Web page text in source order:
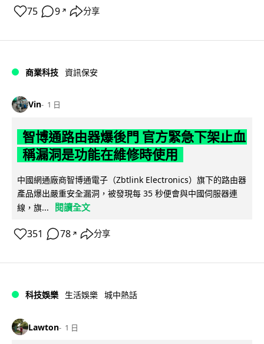
75 9 ↗ 分享
商業科技 資訊保安
Vin 1 日
智博通路由器爆後門 官方緊急下架止血
稱漏洞是功能在維修時使用
中國網通廠商智博通電子（Zbtlink Electronics）旗下的路由器
產品爆出嚴重安全漏洞，被發現每 35 秒便會與中國伺服器連
線，旗...
閱讀全文
351 78 ↗ 分享
科技娛樂 生活娛樂 城中熱話
Lawton 1 日